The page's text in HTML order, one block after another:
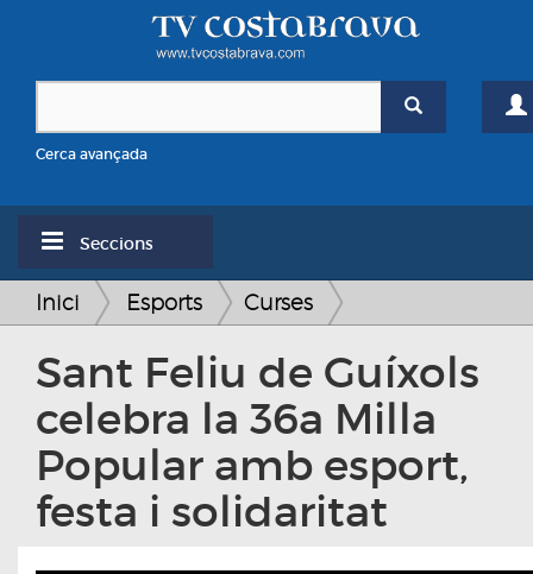
Cerca avançada
Seccions
Inici Esports Curses
Sant Feliu de Guíxols
celebra la 36a Milla
Popular amb esport,
festa i solidaritat